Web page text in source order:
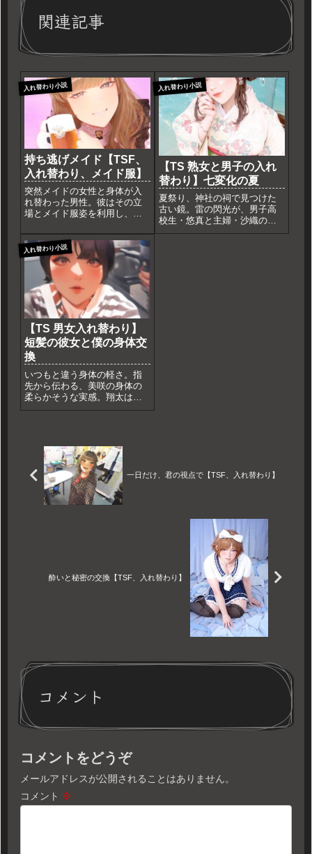
関連記事
入れ替わり小説
持ち逃げメイド【TSF、
入れ替わり、メイド服】
突然メイドの女性と身体が入
れ替わった男性。彼はその立
場とメイド服姿を利用し、屋
ることを決意する。追われる
身となったメイドの身体で、
彼は逃げ切れるのか？犯罪と
スリル、TSFが交差する逃亡
入れ替わり小説
【TS 熟女と男子の入れ
替わり】七変化の夏
夏祭り、神社の祠で見つけた
古い鏡。雷の閃光が、男子高
校生・悠真と主婦・沙織の身
体を入れ替えた。腰痛に悩む
入れ替わり小説
【TS 男女入れ替わり】
短髪の彼女と僕の身体交
換
いつもと違う身体の軽さ。指
先から伝わる、美咲の身体の
柔らかそうな実感。翔太は鏡
の前で、自分ではないはずの
胸に手を当て、少しずつ「女
の身体」に馴染んでいく感
覚。身体から始まる、新しい
アイデンティティの物語。
一日だけ、君の視点で【TSF、入れ替わり】
酔いと秘密の交換【TSF、入れ替わり】
コメント
コメントをどうぞ
メールアドレスが公開されることはありません。
コメント ※